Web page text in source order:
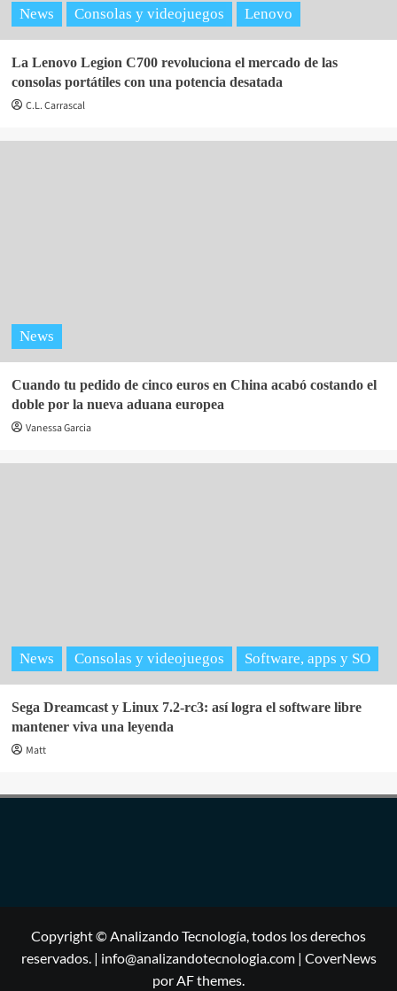
News Consolas y videojuegos Lenovo
La Lenovo Legion C700 revoluciona el mercado de las
consolas portátiles con una potencia desatada
C.L. Carrascal
News
Cuando tu pedido de cinco euros en China acabó costando el
doble por la nueva aduana europea
Vanessa Garcia
News Consolas y videojuegos Software, apps y SO
Sega Dreamcast y Linux 7.2-rc3: así logra el software libre
mantener viva una leyenda
Matt
Copyright © Analizando Tecnología, todos los derechos
reservados. | info@analizandotecnologia.com | CoverNews
por AF themes.